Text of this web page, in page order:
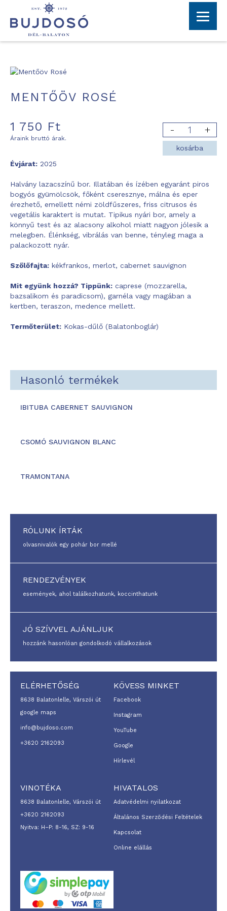
MENTŐÖV ROSÉ
1 750 Ft
Áraink bruttó árak.
kosárba
Évjárat: 2025
Halvány lazacszínű bor. Illatában és ízében egyaránt piros
bogyós gyümölcsök, főként cseresznye, málna és eper
érezhető, emellett némi zöldfűszeres, friss citrusos és
vegetális karaktert is mutat. Tipikus nyári bor, amely a
könnyű test és az alacsony alkohol miatt nagyon jólesik a
melegben. Élénkség, vibrálás van benne, tényleg maga a
palackozott nyár.
Szőlőfajta: kékfrankos, merlot, cabernet sauvignon
Mit együnk hozzá? Tippünk: caprese (mozzarella,
bazsalikom és paradicsom), garnéla vagy magában a
kertben, teraszon, medence mellett.
Termőterület: Kokas-dűlő (Balatonboglár)
Hasonló termékek
IBITUBA CABERNET SAUVIGNON
CSOMÓ SAUVIGNON BLANC
TRAMONTANA
RÓLUNK ÍRTÁK
olvasnivalók egy pohár bor mellé
RENDEZVÉNYEK
események, ahol találkozhatunk, koccinthatunk
JÓ SZÍVVEL AJÁNLJUK
hozzánk hasonlóan gondolkodó vállalkozások
ELÉRHETŐSÉG
8638 Balatonlelle, Várszói út
google maps
info@bujdoso.com
+3620 2162093
KÖVESS MINKET
Facebook
Instagram
YouTube
Google
Hírlevél
VINOTÉKA
8638 Balatonlelle, Várszói út
+3620 2162093
Nyitva: H–P: 8-16, SZ: 9-16
HIVATALOS
Adatvédelmi nyilatkozat
Általános Szerződési Feltételek
Kapcsolat
Online elállás